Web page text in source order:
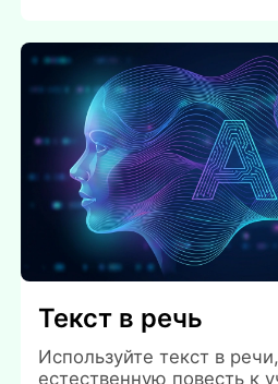
Текст в речь
Используйте текст в
естественную повесть к